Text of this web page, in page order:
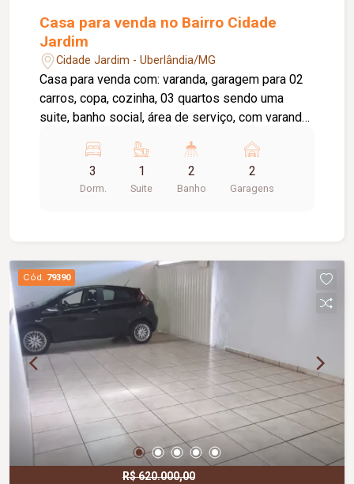
Casa para venda no Bairro Cidade
Jardim
Cidade Jardim - Uberlândia/MG
Casa para venda com: varanda, garagem para 02
carros, copa, cozinha, 03 quartos sendo uma
suite, banho social, área de serviço, com varanda,
3
Dorm.
1
Suite
2
Banho
2
Garagens
Cód. 79390
R$ 620.000,00